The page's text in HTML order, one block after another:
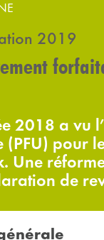
2019
2018 a vu
(PFU) pour
Une
de